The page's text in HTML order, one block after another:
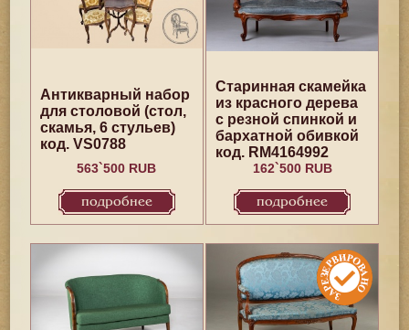
Антикварный набор
для столовой (стол,
скамья, 6 стульев)
код. VS0788
563`500 RUB
подробнее
Старинная скамейка
из красного дерева
с резной спинкой и
бархатной обивкой
код. RM4164992
162`500 RUB
подробнее